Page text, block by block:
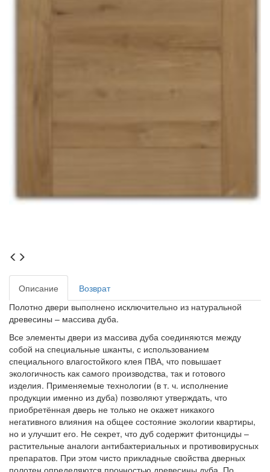
Описание
Возврат
Полотно двери выполнено исключительно из натуральной
древесины – массива дуба.
Все элементы двери из массива дуба соединяются между
собой на специальные шканты, с использованием
специального влагостойкого клея ПВА, что повышает
экологичность как самого производства, так и готового
изделия. Применяемые технологии (в т. ч. исполнение
продукции именно из дуба) позволяют утверждать, что
приобретённая дверь не только не окажет никакого
негативного влияния на общее состояние экологии квартиры,
но и улучшит его. Не секрет, что дуб содержит фитонциды –
растительные аналоги антибактериальных и противовирусных
препаратов. При этом чисто прикладные свойства дверных